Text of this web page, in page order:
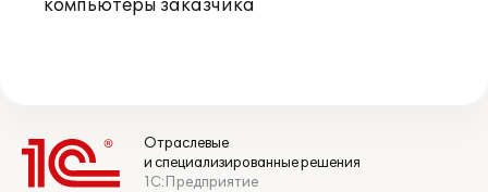
компьютеры заказчика
Отраслевые
и специализированные решения
1С:Предприятие